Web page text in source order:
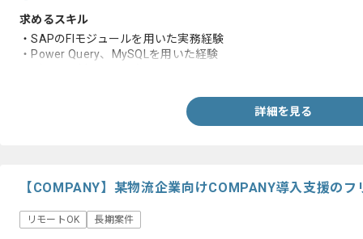
求めるスキル
・SAPのFIモジュールを用いた実務経験
・Power Query、MySQLを用いた経験
詳細を見る
【COMPANY】某物流企業向けCOMPANY導入支援の
リモートOK 長期案件